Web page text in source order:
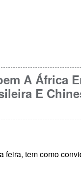
A África
E
feira, tem como